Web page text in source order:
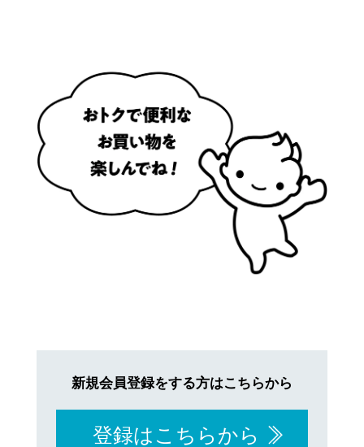
新規会員登録をする方はこちらから
登録はこちらから